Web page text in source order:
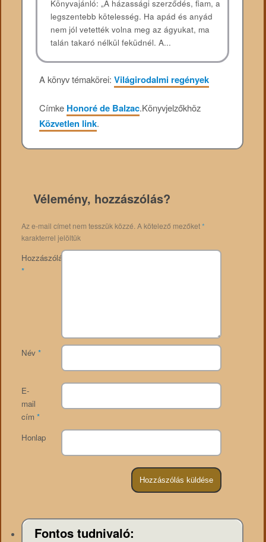
Könyvajánló: „A házassági szerződés, fiam, a
legszentebb kötelesség. Ha apád és anyád
nem jól vetették volna meg az ágyukat, ma
talán takaró nélkül feküdnél. A...
A könyv témakörei:Világirodalmi regények
Címke Honoré de Balzac.Könyvjelzőkhöz
Közvetlen link.
Vélemény, hozzászólás?
Az e-mail címet nem tesszük közzé. A kötelező mezőket*
karakterrel jelöltük
Hozzászólás
*
Név *
E-
mail
cím *
Honlap
Fontos tudnivaló: